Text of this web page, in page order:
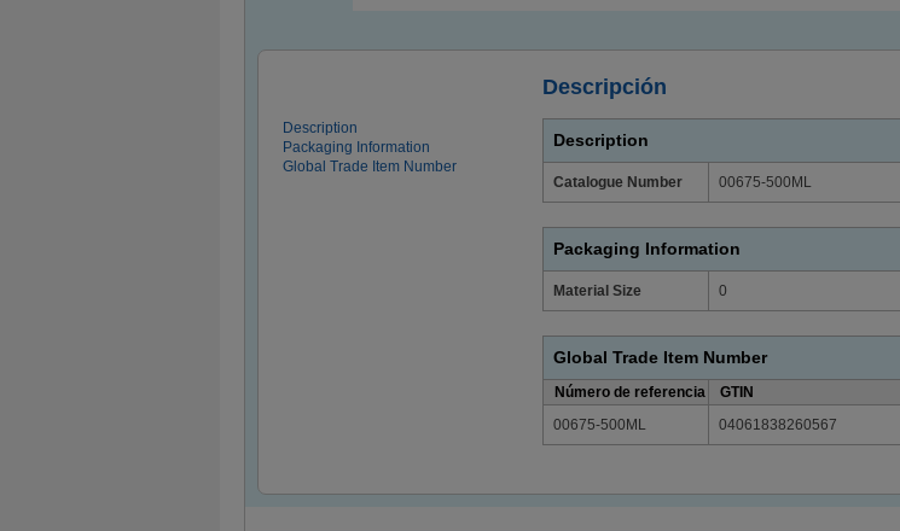
Descripción
Description
Packaging Information
Global Trade Item Number
Description
Catalogue Number 00675-500ML
Packaging Information
Material Size 0
Global Trade Item Number
Número de referencia
GTIN
00675-500ML
04061838260567